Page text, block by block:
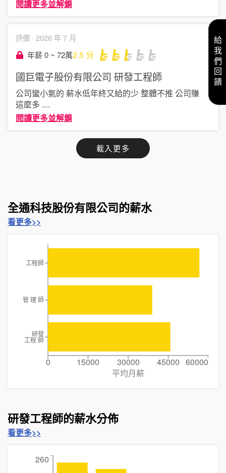
閱讀更多並解鎖
評價 · 2026 年 7 月
年薪 0 ~ 72萬2.5分
國巨電子股份有限公司 研發工程師
公司蠻小氣的 薪水低年終又給的少 整體不推 公司賺
這麼多 ....
閱讀更多並解鎖
載入更多
全通科技股份有限公司的薪水
看更多>>
0 15000 30000 45000 60000
平均月薪
工程師
管 理 師
研發
工程 師
研發工程師的薪水分佈
看更多>>
260
給我們回饋